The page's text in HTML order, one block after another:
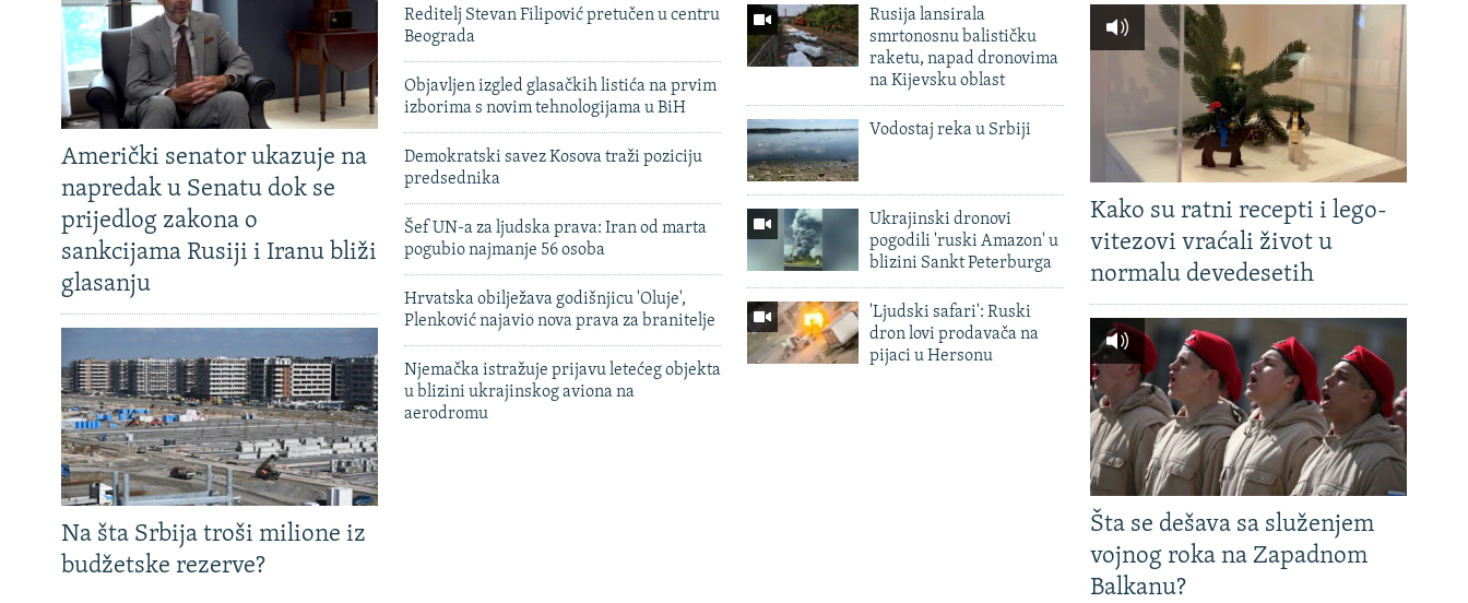
Američki senator ukazuje na
napredak u Senatu dok se
prijedlog zakona o
sankcijama Rusiji i Iranu bliži
glasanju
Na šta Srbija troši milione iz
budžetske rezerve?
Reditelj Stevan Filipović pretučen u centru
Beograda
Objavljen izgled glasačkih listića na prvim
izborima s novim tehnologijama u BiH
Demokratski savez Kosova traži poziciju
predsednika
Šef UN-a za ljudska prava: Iran od marta
pogubio najmanje 56 osoba
Hrvatska obilježava godišnjicu 'Oluje',
Plenković najavio nova prava za branitelje
Njemačka istražuje prijavu letećeg objekta
u blizini ukrajinskog aviona na
aerodromu
Rusija lansirala
smrtonosnu balističku
raketu, napad dronovima
na Kijevsku oblast
Vodostaj reka u Srbiji
Ukrajinski dronovi
pogodili 'ruski Amazon' u
blizini Sankt Peterburga
'Ljudski safari': Ruski
dron lovi prodavača na
pijaci u Hersonu
Kako su ratni recepti i lego-
vitezovi vraćali život u
normalu devedesetih
Šta se dešava sa služenjem
vojnog roka na Zapadnom
Balkanu?